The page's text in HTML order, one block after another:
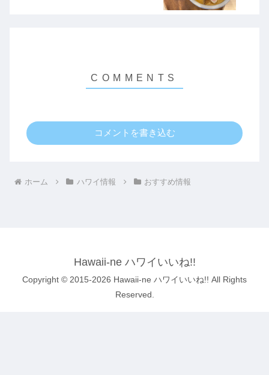
コメントを書き込む
ホーム ハワイ情報 おすすめ情報
Hawaii-ne ハワイいいね!!
Copyright © 2015-2026 Hawaii-ne ハワイいいね!! All Rights
Reserved.